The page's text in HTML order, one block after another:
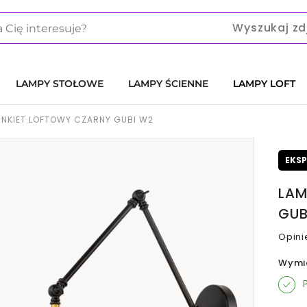
Wyszukaj
LAMPY STOŁOWE LAMPY ŚCIENNE LAMPY LOFT
LOFTOWY CZARNY GUBI W2